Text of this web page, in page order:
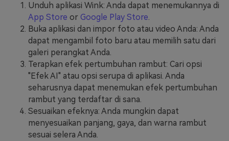
Unduh aplikasi Wink: Anda dapat menemukannya di
App Store or Google Play Store.
Buka aplikasi dan impor foto atau video Anda: Anda
dapat mengambil foto baru atau memilih satu dari
galeri perangkat Anda.
Terapkan efek pertumbuhan rambut: Cari opsi
"Efek AI" atau opsi serupa di aplikasi. Anda
seharusnya dapat menemukan efek pertumbuhan
rambut yang terdaftar di sana.
Sesuaikan efeknya: Anda mungkin dapat
menyesuaikan panjang, gaya, dan warna rambut
sesuai selera Anda.